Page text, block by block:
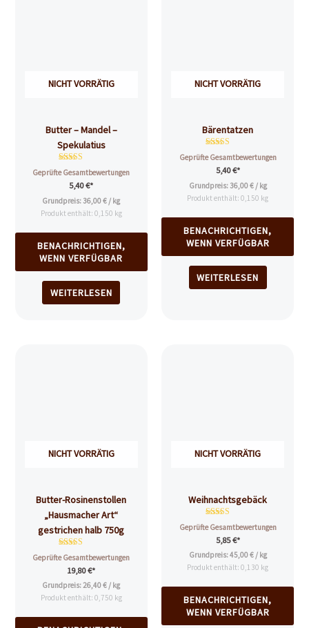
NICHT VORRÄTIG
Butter – Mandel –
Spekulatius
Bewertet mit
4.86
von 5
Geprüfte Gesamtbewertungen
5,40€*
Grundpreis:36,00€ / kg
Produkt enthält: 0,150 kg
BENACHRICHTIGEN,
WENN VERFÜGBAR
WEITERLESEN
NICHT VORRÄTIG
Bärentatzen
Bewertet mit
4.81
von 5
Geprüfte Gesamtbewertungen
5,40€*
Grundpreis:36,00€/ kg
Produkt enthält: 0,150 kg
BENACHRICHTIGEN,
WENN VERFÜGBAR
WEITERLESEN
NICHT VORRÄTIG
Butter-Rosinenstollen
„Hausmacher Art“
gestrichen halb 750g
Bewertet
mit
4.62
Geprüfte Gesamtbewertungen
19,80€*
Grundpreis:26,40€ / kg
Produkt enthält: 0,750 kg
NICHT VORRÄTIG
Weihnachtsgebäck
Bewertet mit
4.88
von 5
Geprüfte Gesamtbewertungen
5,85€*
Grundpreis:45,00€/ kg
Produkt enthält: 0,130 kg
BENACHRICHTIGEN,
WENN VERFÜGBAR